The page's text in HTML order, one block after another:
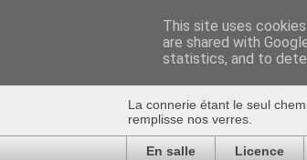
Au bistro !
La connerie étant le seul
remplisse nos verres.
En salle Licence
This site uses
are shared with
statistics, and to